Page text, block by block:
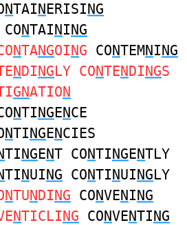
NTAINERISING
CONTAINING
NTANGOING CONTEMNING
NDINGLY CONTENDINGS
GNATION
NTINGENCE
NTINGENCIES
TINGENT CONTINGENTLY
TINUING CONTINUINGLY
NTUNDING CONVENING
NTICLING CONVENTING